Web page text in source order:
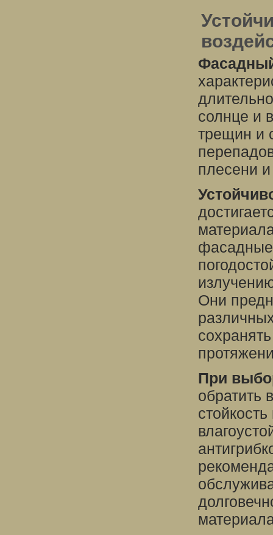
солнце и
трещин и
плесени и
Они
При
обратить